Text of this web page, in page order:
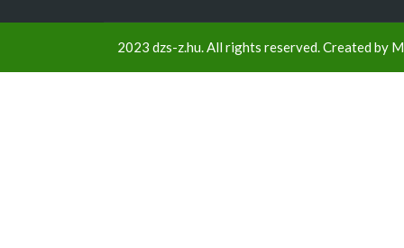
2023 dzs-z.hu. All rights reserved. Created by